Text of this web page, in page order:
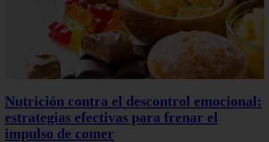
Nutrición contra el descontrol emocional:
estrategias efectivas para frenar el
impulso de comer